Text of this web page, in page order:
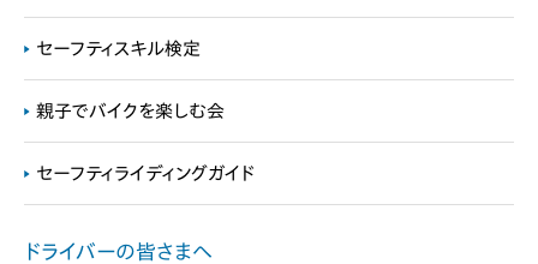
セーフティスキル検定
親子でバイクを楽しむ会
セーフティライディングガイド
ドライバーの皆さまへ